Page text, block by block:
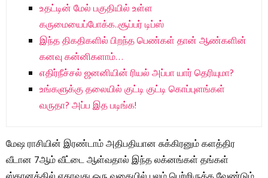
உதட்டின் மேல் பகுதியில் உள்ள
கருமையைப்போக்க..சூப்பர் டிப்ஸ்
இந்த திகதிகளில் பிறந்த பெண்கள் தான் ஆண்களின்
கனவு கன்னிகளாம்…
எதிர்நீச்சல் ஜனனியின் ரியல் அப்பா யார் தெரியுமா?
உங்களுக்கு தலையில் குட்டி குட்டி கொப்புளங்கள்
வருதா? அப்ப இத படிங்க!
மேஷ ராசியின் இரண்டாம் அதிபதியான சுக்கிரனும் களத்திர
வீடான 7ஆம் வீட்டை ஆள்வதால் இந்த லக்னங்கள் தங்கள்